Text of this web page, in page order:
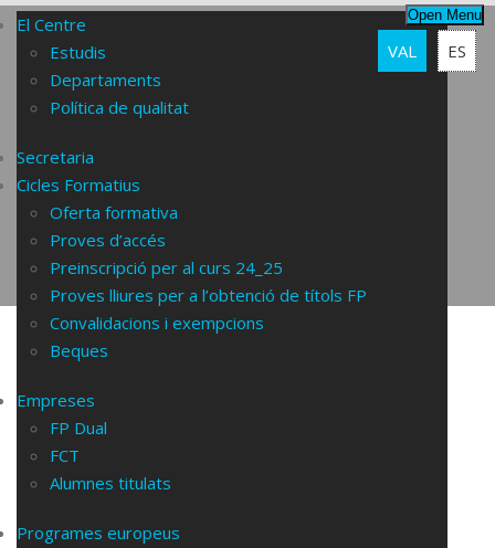
VAL ES
Open Menu
El Centre
Estudis
Departaments
Política de qualitat
Secretaria
Cicles Formatius
Oferta formativa
Proves d’accés
Preinscripció per al curs 24_25
Proves lliures per a l’obtenció de títols FP
Convalidacions i exempcions
Beques
Empreses
FP Dual
FCT
Alumnes titulats
Programes europeus
REUNIÓ BI
16
gener
2025